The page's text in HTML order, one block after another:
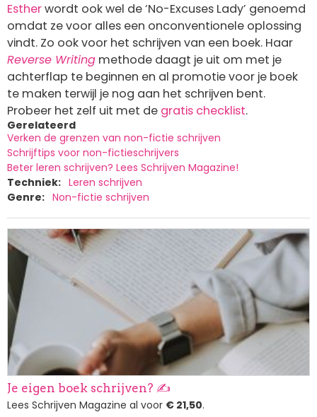
Estherwordt ook wel de ‘No-Excuses Lady’ genoemd
omdat ze voor alles een onconventionele oplossing
vindt. Zo ook voor het schrijven van een boek. Haar
Reverse Writing methode daagt je uit om met je
achterflap te beginnen en al promotie voor je boek
te maken terwijl je nog aan het schrijven bent.
Probeer het zelf uit met de gratis checklist.
Gerelateerd
Verken de grenzen van non-fictie schrijven
Schrijftips voor non-fictieschrijvers
Beter leren schrijven? Lees Schrijven Magazine!
Techniek
Leren schrijven
Genre
Non-fictie schrijven
Afbeelding
Je eigen boek schrijven? ✍️
Lees Schrijven Magazine al voor € 21,50.